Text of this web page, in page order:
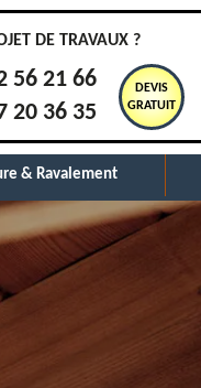
DE TRAVAUX ?
56 21 66
20 36 35
DEVIS
GRATUIT
& Ravalement